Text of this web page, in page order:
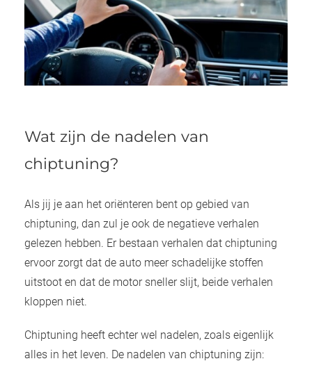
Wat zijn de nadelen van
chiptuning?
Als jij je aan het oriënteren bent op gebied van
chiptuning, dan zul je ook de negatieve verhalen
gelezen hebben. Er bestaan verhalen dat chiptuning
ervoor zorgt dat de auto meer schadelijke stoffen
uitstoot en dat de motor sneller slijt, beide verhalen
kloppen niet.
Chiptuning heeft echter wel nadelen, zoals eigenlijk
alles in het leven. De nadelen van chiptuning zijn: